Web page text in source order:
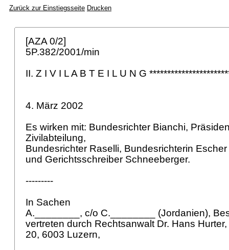
Zurück zur Einstiegsseite Drucken
[AZA 0/2]
5P.382/2001/min
II. Z I V I L A B T E I L U N G
4. März 2002
Es wirken mit: Bundesrichter Bianchi,
Zivilabteilung,
Bundesrichter Raselli, Bundesrichterin Escher
und Gerichtsschreiber Schneeberger.
---------
In Sachen
A.________, c/o C.________ (Jordanien),
vertreten durch Rechtsanwalt Dr. Hans
20, 6003 Luzern,